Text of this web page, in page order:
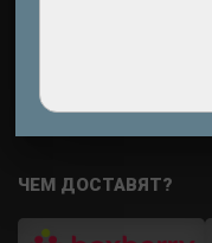
ЧЕМ ДОСТАВЯТ?